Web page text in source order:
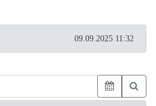
09.09.2025 11:32